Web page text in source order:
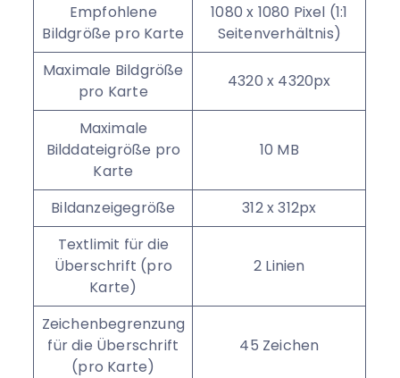
Empfohlene
Bildgröße pro Karte
1080 x 1080 Pixel (1:1
Seitenverhältnis)
Maximale Bildgröße
pro Karte
4320 x 4320px
Maximale
Bilddateigröße pro
Karte
10 MB
Bildanzeigegröße
312 x 312px
Textlimit für die
Überschrift (pro
Karte)
2 Linien
Zeichenbegrenzung
für die Überschrift
(pro Karte)
45 Zeichen